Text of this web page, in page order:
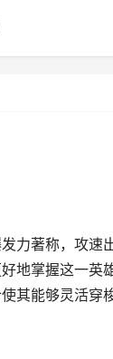
力著称，攻
地掌握这一
其能够灵活